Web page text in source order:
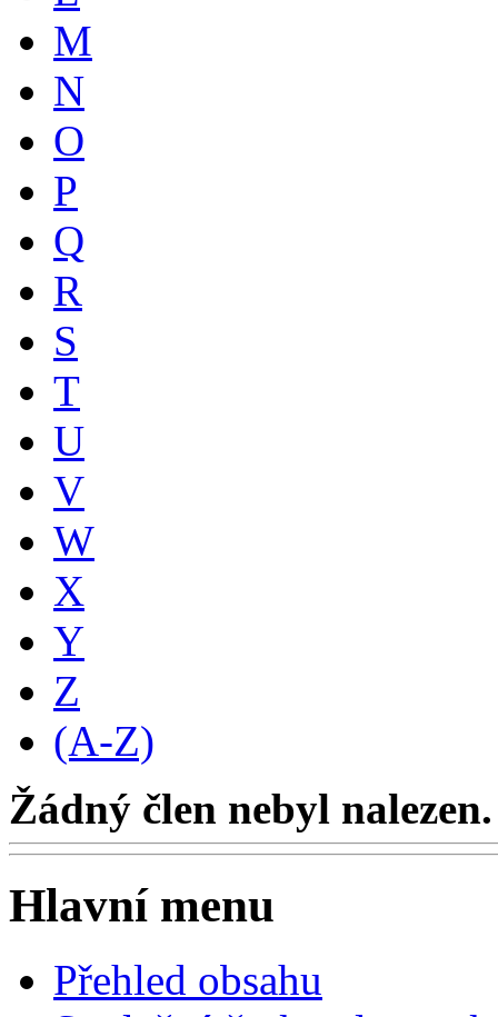
M
N
O
P
Q
R
S
T
U
V
W
X
Y
Z
(A-Z)
Žádný člen nebyl nalezen.
Hlavní menu
Přehled obsahu